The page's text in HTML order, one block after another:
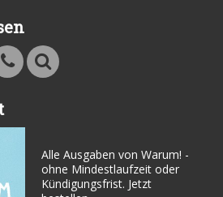
Alle Ausgaben von Warum! -
ohne Mindestlaufzeit oder
Kündigungsfrist. Jetzt